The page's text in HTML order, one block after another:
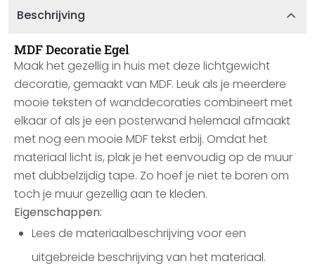
Beschrijving
MDF Decoratie Egel
Maak het gezellig in huis met deze lichtgewicht
decoratie, gemaakt van MDF. Leuk als je meerdere
mooie teksten of wanddecoraties combineert met
elkaar of als je een posterwand helemaal afmaakt
met nog een mooie MDF tekst erbij. Omdat het
materiaal licht is, plak je het eenvoudig op de muur
met dubbelzijdig tape. Zo hoef je niet te boren om
toch je muur gezellig aan te kleden.
Eigenschappen:
Lees de materiaalbeschrijving voor een
uitgebreide beschrijving van het materiaal.